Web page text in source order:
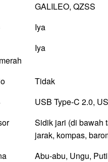
GALILEO, QZSS
Iya
Iya
Tidak
USB Type-C 2.0,
Sidik jari (di bawah
jarak, kompas,
Abu-abu, Ungu,